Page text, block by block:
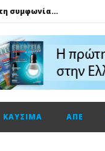
Η Trade Estates ανακοινώνει τη συμφωνία για την απόκτηση ποσοστού 50% στο Sofia South Ring Mall
Πώς το LG AI Fresh και το LG DUALCOOL AI βοηθούν να επικεντρωνόμαστε στη φιλοξενία των καλεσμένων μας
ΔΕΗ – Vodafone: Στα 130 εκατ. ευρώ το τίμημα για την κοινή εταιρεία οπτικών ινών
ΚΑΎΣΙΜΑ ΑΠΕ